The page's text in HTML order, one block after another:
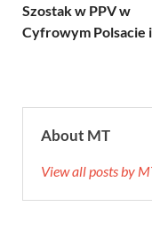
Szostak w PPV w
Cyfrowym Polsacie
About MT
View all posts by